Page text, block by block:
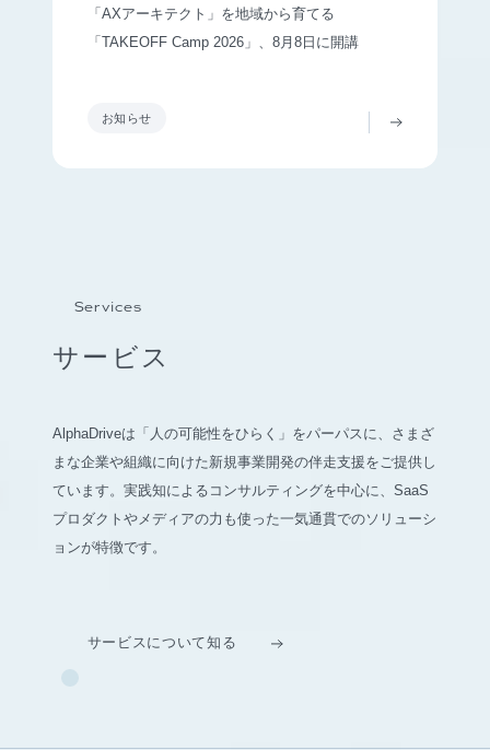
お知らせ
「AXアーキテクト」を地域から育てる
「TAKEOFF Camp 2026」、8月8日に開講
Services
サービス
AlphaDriveは「人の可能性をひらく」をパーパスに、さまざ
まな企業や組織に向けた新規事業開発の伴走支援をご提供し
ています。実践知によるコンサルティングを中心に、SaaS
プロダクトやメディアの力も使った一気通貫でのソリューシ
ョンが特徴です。
サービスについて知る